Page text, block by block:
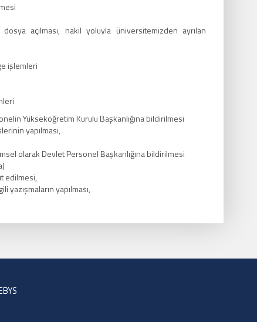
açılması, nakil yoluyla üniversitemizden ayrılan
işlemleri
Yükseköğretim Kurulu Başkanlığına bildirilmesi
yapılması,
olarak Devlet Personel Başkanlığına bildirilmesi
edilmesi,
yapılması,